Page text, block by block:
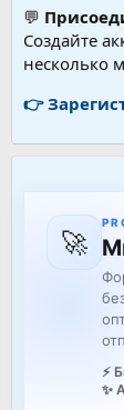
💬
Создайте
несколько
👉
🚀
⚡
✨